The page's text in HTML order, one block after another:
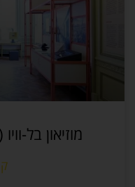
מוזיאון בל-וויו (BELvue Museum)